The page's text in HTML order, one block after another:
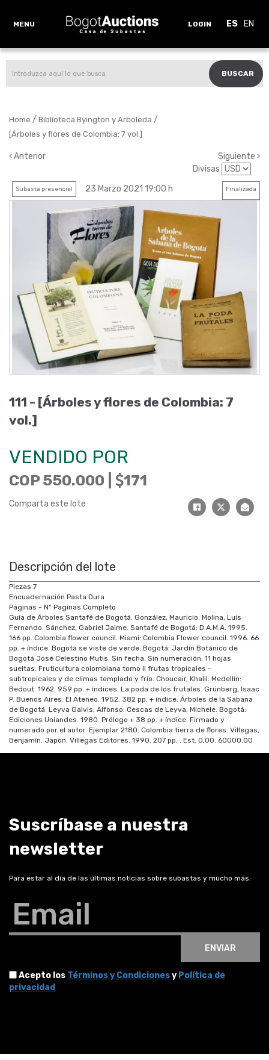
MENU LOGIN ES EN
BUSCAR
Home / Biblioteca Byington y Arboleda /
[Árboles y flores de Colombia: 7 vol.]
Anterior
Siguiente
Divisas
Subasta presencial 23 Marzo 2021 19:00 h Finalizada
111 - [Árboles y flores de Colombia: 7
vol.]
VENDIDO POR
COP 550.000 | 171
Comparta este lote
Descripción del lote
Piezas 7
Encuadernación Pasta Dura
Páginas - Nº Paginas Completo
Guía de Árboles Santafé de Bogotá. González, Mauricio. Molina, Luis
Fernando. Sánchez, Gabriel Jaime. Santafé de Bogotá: D.A.M.A. 1995.
166 pp. Colombia flower council. Miami: Colombia Flower council. 1996. 66
pp. + índice. Bogotá se viste de verde. Bogotá: Jardín Botánico de
Bogotá José Celestino Mutis. Sin fecha. Sin numeración. 11 hojas
sueltas. Fruticultura colombiana tomo II frutas tropicales -
subtropicales y de climas templado y frío. Choucair, Khalil. Medellín:
Bedout. 1962. 959 pp. + índices. La poda de los frutales. Grünberg, Isaac
P. Buenos Aires: El Ateneo. 1952. 382 pp. + índice. Árboles de la Sabana
de Bogotá. Leyva Galvis, Alfonso. Cescas de Leyva, Michele. Bogotá:
Ediciones Uniandes. 1980. Prólogo + 38 pp. + índice. Firmado y
numerado por el autor. Ejemplar 2180. Colombia tierra de flores. Villegas,
Benjamín. Japón: Villegas Editores. 1990. 207 pp. . Est. 0,00. 60000,00
Suscríbase a nuestra
newsletter
Para estar al día de las últimas noticias sobre subastas y mucho más.
Email
ENVIAR
Acepto los Términos y Condicionesy Política de
privacidad